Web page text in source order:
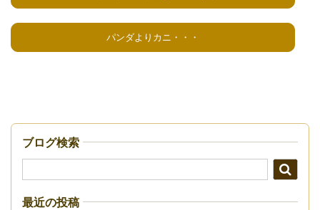
パンダよりカニ・・・
ブログ検索
最近の投稿